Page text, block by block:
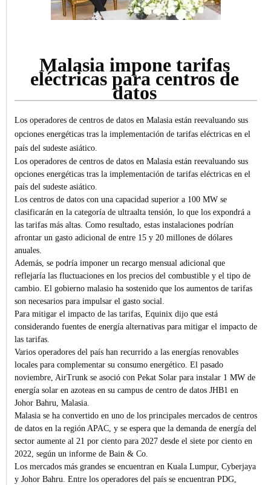
Malasia impone tarifas
eléctricas para centros de
datos
Los operadores de centros de datos en Malasia están reevaluando sus
opciones energéticas tras la implementación de tarifas eléctricas en el
país del sudeste asiático.
Los operadores de centros de datos en Malasia están reevaluando sus
opciones energéticas tras la implementación de tarifas eléctricas en el
país del sudeste asiático.
Los centros de datos con una capacidad superior a 100 MW se
clasificarán en la categoría de ultraalta tensión, lo que los expondrá a
las tarifas más altas. Como resultado, estas instalaciones podrían
afrontar un gasto adicional de entre 15 y 20 millones de dólares
anuales.
Además, se podría imponer un recargo mensual adicional que
reflejaría las fluctuaciones en los precios del combustible y el tipo de
cambio. El gobierno malasio ha sostenido que los aumentos de tarifas
son necesarios para impulsar el gasto social.
Para mitigar el impacto de las tarifas, Equinix dijo que está
considerando fuentes de energía alternativas para mitigar el impacto de
las tarifas.
Varios operadores del país han recurrido a las energías renovables
locales para complementar su consumo energético. El pasado
noviembre, AirTrunk se asoció con Pekat Solar para instalar 1 MW de
energía solar en azoteas en su campus de centro de datos JHB1 en
Johor Bahru, Malasia.
Malasia se ha convertido en uno de los principales mercados de centros
de datos en la región APAC, y se espera que la demanda de energía del
sector aumente al 21 por ciento para 2027 desde el siete por ciento en
2022, según un informe de Bain & Co.
Los mercados más grandes se encuentran en Kuala Lumpur, Cyberjaya
y Johor Bahru. Entre los operadores del país se encuentran PDG,